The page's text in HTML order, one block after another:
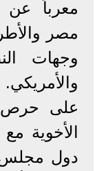
معرباً عن
مصر
وجهات
على حرص
الأخوية مع
دول مجلس